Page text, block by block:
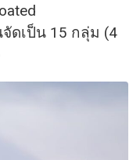
ดเป็น 15 กลุ่ม (4